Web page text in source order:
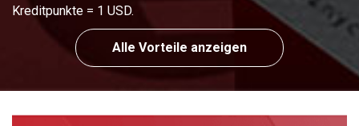
Kreditpunkte = 1 USD.
Alle Vorteile anzeigen